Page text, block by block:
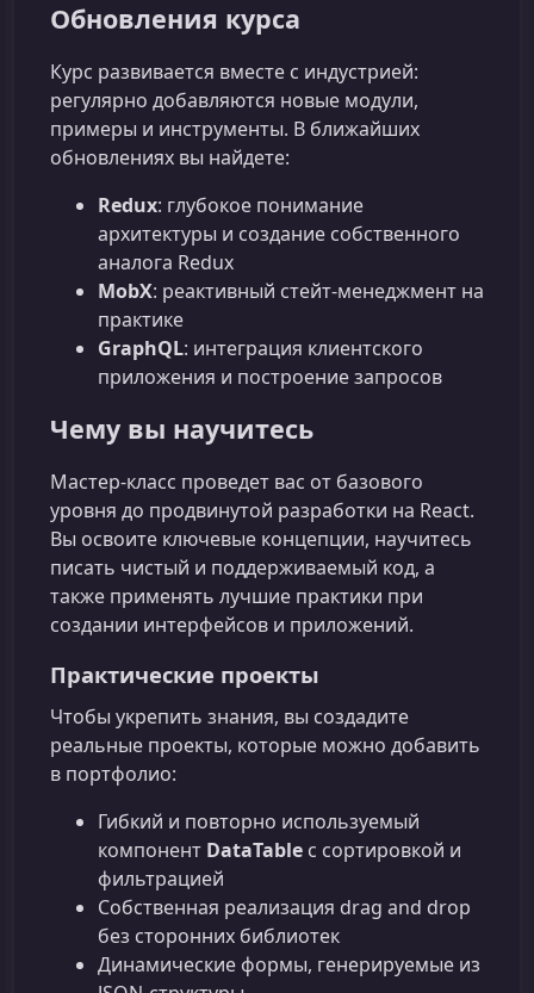
Обновления курса
Курс развивается вместе с индустрией:
регулярно добавляются новые модули,
примеры и инструменты. В ближайших
обновлениях вы найдете:
Redux: глубокое понимание
архитектуры и создание собственного
аналога Redux
MobX: реактивный стейт-менеджмент на
практике
GraphQL: интеграция клиентского
приложения и построение запросов
Чему вы научитесь
Мастер‑класс проведет вас от базового
уровня до продвинутой разработки на React.
Вы освоите ключевые концепции, научитесь
писать чистый и поддерживаемый код, а
также применять лучшие практики при
создании интерфейсов и приложений.
Практические проекты
Чтобы укрепить знания, вы создадите
реальные проекты, которые можно добавить
в портфолио:
Гибкий и повторно используемый
компонент DataTable с сортировкой и
фильтрацией
Собственная реализация drag and drop
без сторонних библиотек
Динамические формы, генерируемые из